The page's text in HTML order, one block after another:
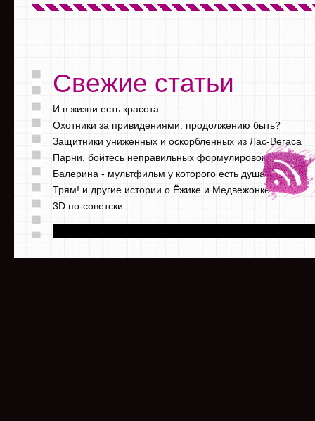
Свежие статьи
И в жизни есть красота
Охотники за привидениями: продолжению быть?
Защитники униженных и оскорбленных из Лас-Вегаса
Парни, бойтесь неправильных формулировок
Балерина - мультфильм у которого есть душа
Трям! и другие истории о Ёжике и Медвежонке
3D по-советски